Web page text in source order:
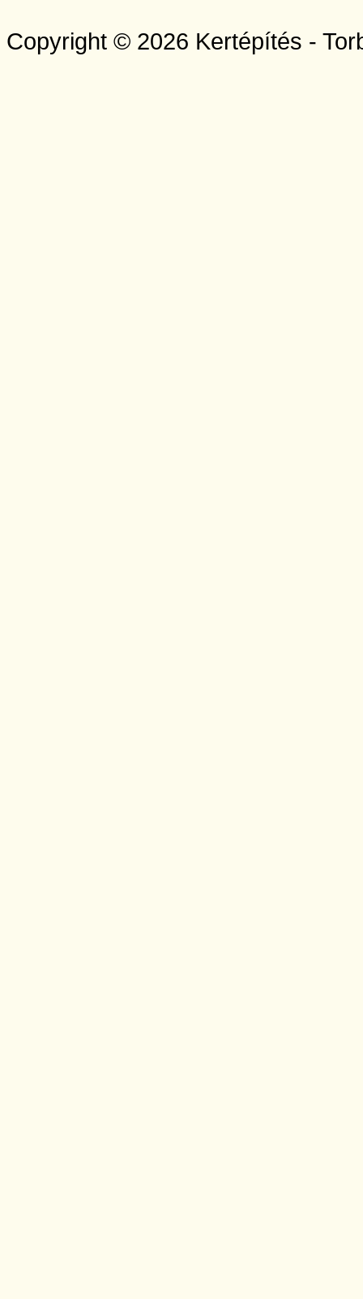
Copyright © 2026 Kertépítés -